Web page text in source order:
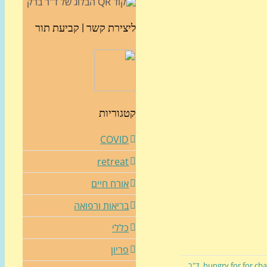
ליצירת קשר | קביעת תור
קטגוריות
COVID
retreat
אורח חיים
בריאות ורפואה
כללי
פריון